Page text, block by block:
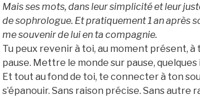
Mais ses mots, dans leur simplicité et leur
de sophrologue. Et pratiquement 1 an après
me souvenir de lui en ta compagnie.
Tu peux revenir à toi, au moment présent,
pause. Mettre le monde sur pause,
Et tout au fond de toi, te connecter à ton
s’épanouir. Sans raison précise. Sans autre